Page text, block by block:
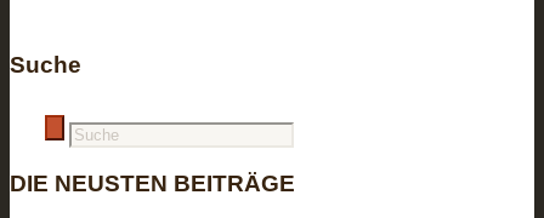
Suche
DIE NEUSTEN BEITRÄGE